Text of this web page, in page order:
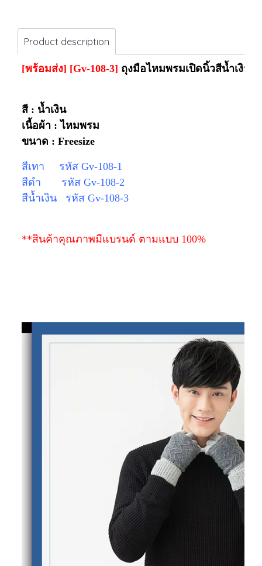
Product description
[พร้อมส่ง] [Gv-108-3] ถุงมือไหมพรมเปิดนิ้วสีน้ำเงิน
สี : น้ำเงิน
เนื้อผ้า : ไหมพรม
ขนาด : Freesize
สีเทา รหัส Gv-108-1
สีดำ รหัส Gv-108-2
สีน้ำเงิน รหัส Gv-108-3
**สินค้าคุณภาพมีแบรนด์ ตามแบบ 100%